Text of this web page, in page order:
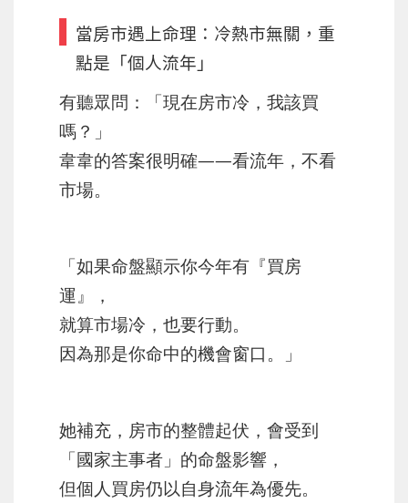
當房市遇上命理：冷熱市無關，重
點是「個人流年」
有聽眾問：「現在房市冷，我該買
嗎？」
韋韋的答案很明確——看流年，不看
市場。
「如果命盤顯示你今年有『買房
運』，
就算市場冷，也要行動。
因為那是你命中的機會窗口。」
她補充，房市的整體起伏，會受到
「國家主事者」的命盤影響，
但個人買房仍以自身流年為優先。